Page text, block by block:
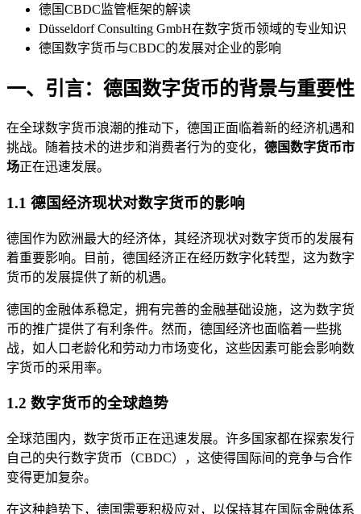
德国CBDC监管框架的解读
Düsseldorf Consulting GmbH在数字货币领域的专业知识
德国数字货币与CBDC的发展对企业的影响
一、引言：德国数字货币的背景与重要性
在全球数字货币浪潮的推动下，德国正面临着新的经济机遇和
挑战。随着技术的进步和消费者行为的变化， 德国数字货币市
场正在迅速发展。
1.1 德国经济现状对数字货币的影响
德国作为欧洲最大的经济体，其经济现状对数字货币的发展有
着重要影响。目前，德国经济正在经历数字化转型，这为数字
货币的发展提供了新的机遇。
德国的金融体系稳定，拥有完善的金融基础设施，这为数字货
币的推广提供了有利条件。然而，德国经济也面临着一些挑
战，如人口老龄化和劳动力市场变化，这些因素可能会影响数
字货币的采用率。
1.2 数字货币的全球趋势
全球范围内，数字货币正在迅速发展。许多国家都在探索发行
自己的央行数字货币（CBDC），这使得国际间的竞争与合作
变得更加复杂。
在这种趋势下，德国需要积极应对，以保持其在国际金融体系